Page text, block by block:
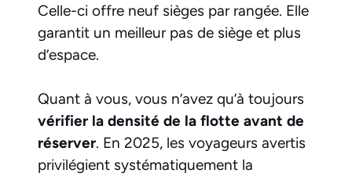
Celle-ci offre neuf sièges par rangée. Elle
garantit un meilleur pas de siège et plus
d’espace.
Quant à vous, vous n’avez qu’à toujours
vérifier la densité de la flotte avant de
réserver. En 2025, les voyageurs avertis
privilégient systématiquement la